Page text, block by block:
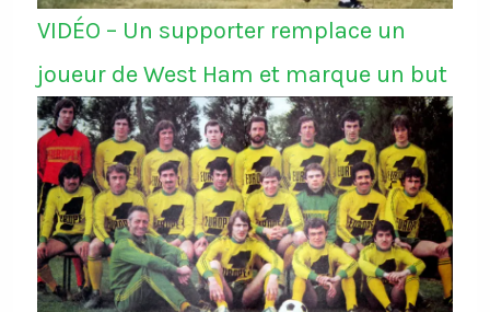
VIDÉO – Un supporter remplace un
joueur de West Ham et marque un but